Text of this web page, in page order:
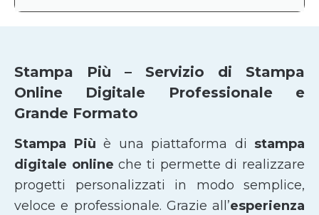
Stampa Più – Servizio di Stampa
Online Digitale Professionale e
Grande Formato
Stampa Più è una piattaforma di stampa
digitale online che ti permette di realizzare
progetti personalizzati in modo semplice,
veloce e professionale. Grazie all’esperienza